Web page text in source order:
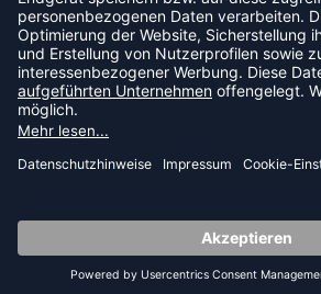
NEUIGKEIT ODER AKTION MEHR.
JETZT ANMELDEN